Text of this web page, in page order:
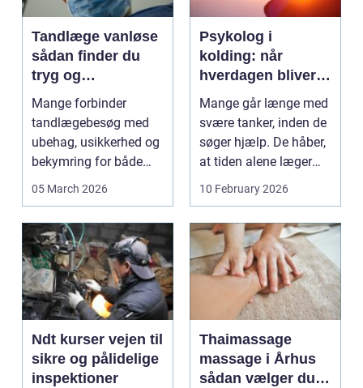
Tandlæge vanløse
sådan finder du
tryg og
professionel
tandpleje
Mange forbinder
tandlægebesøg med
ubehag, usikkerhed og
bekymring for både
smerter og pris.
05 March 2026
Psykolog i
kolding: når
hverdagen bliver
for tung at bære
alene
Mange går længe med
svære tanker, inden de
søger hjælp. De håber,
at tiden alene læger
sårene, at tr...
10 February 2026
Ndt kurser vejen til
sikre og pålidelige
inspektioner
Thaimassage
massage i Århus
sådan vælger du